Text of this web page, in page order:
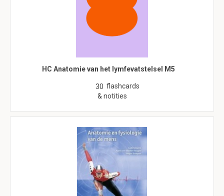
HC Anatomie van het lymfevatstelsel M5
30 flashcards
& notities